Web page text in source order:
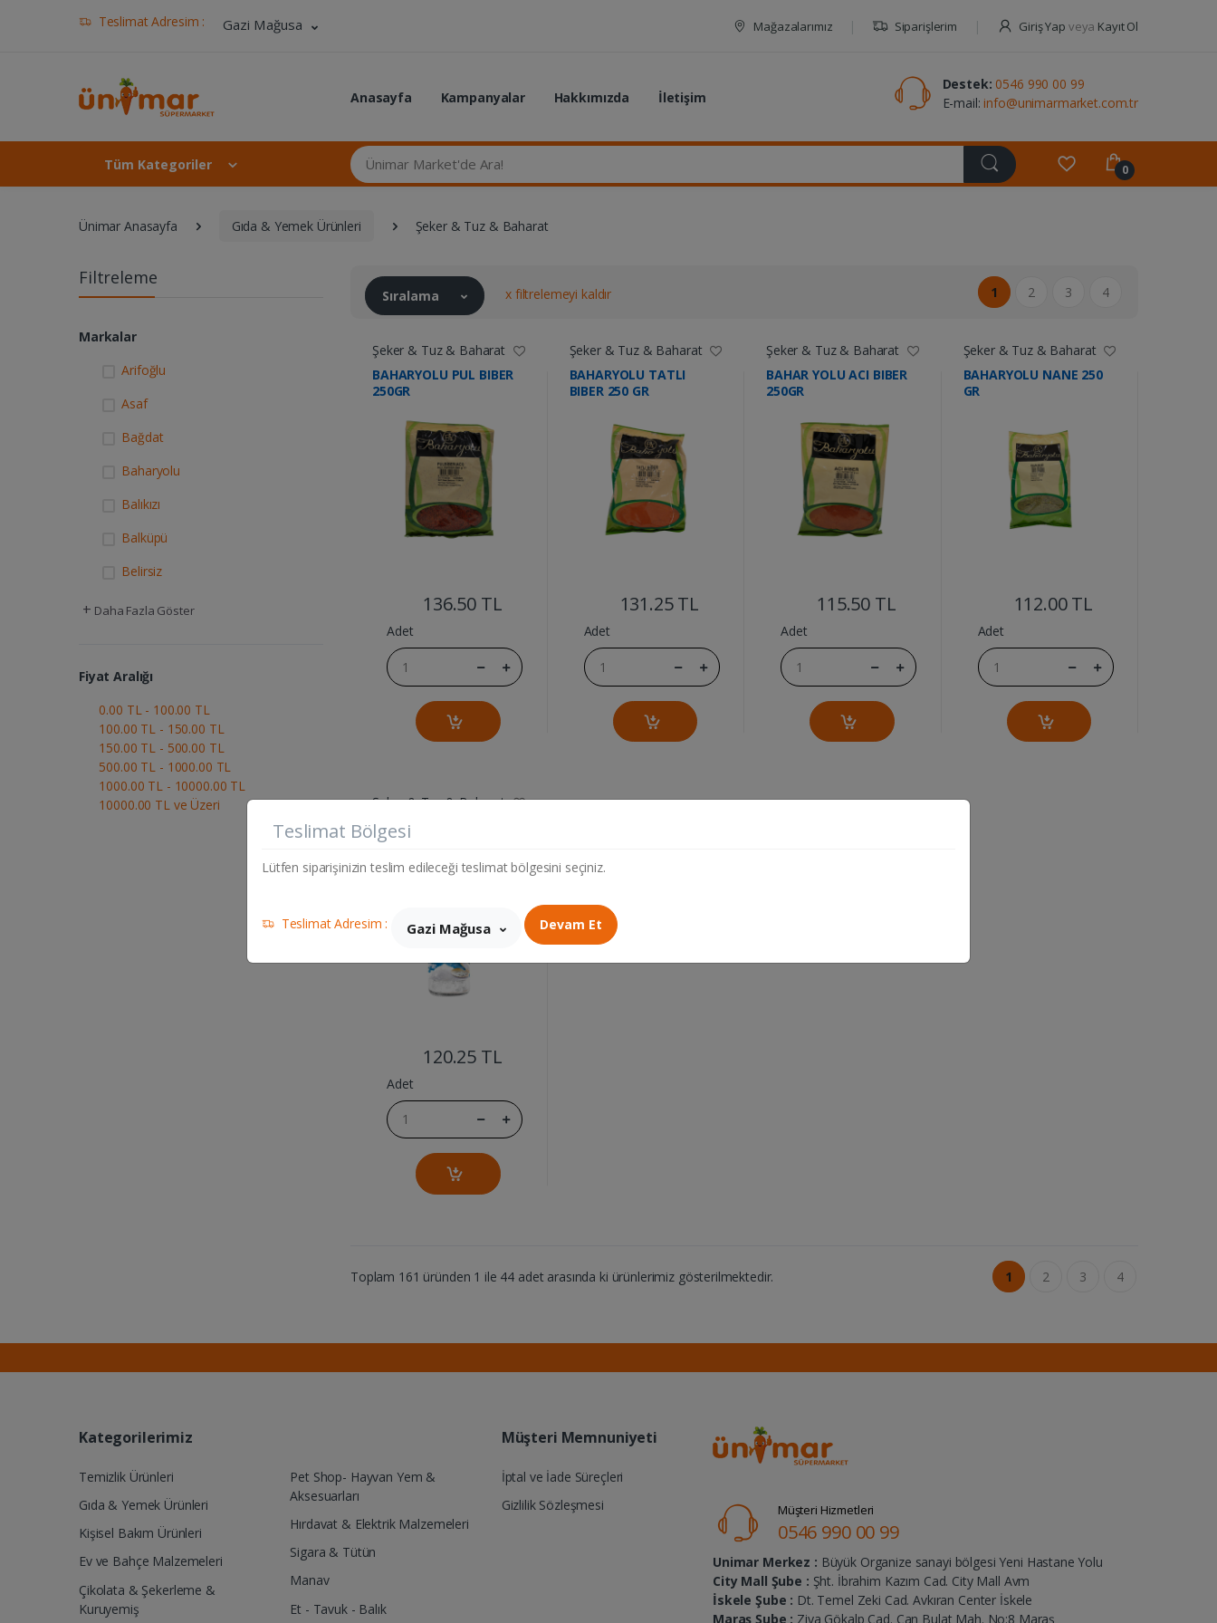
Teslimat Adresim : Gazi Mağusa Mağazalarımız Siparişlerim Giriş Yap veya Kayıt Ol
Anasayfa Kampanyalar Hakkımızda İletişim
Destek: 0546 990 00 99
E-mail: info@unimarmarket.com.tr
Tüm Kategoriler
Ünimar Market'de Ara...
0
Ünimar Anasayfa Gıda & Yemek Ürünleri Şeker & Tuz & Baharat
Filtreleme
Markalar
Arifoğlu
Asaf
Bağdat
Baharyolu
Balıkızı
Balküpü
Belirsiz
+ Daha Fazla Göster
Fiyat Aralığı
0.00 TL - 100.00 TL
100.00 TL - 150.00 TL
150.00 TL - 500.00 TL
500.00 TL - 1000.00 TL
1000.00 TL - 10000.00 TL
10000.00 TL ve Üzeri
Sıralama x filtrelemeyi kaldır 1 2 3 4
Şeker & Tuz & Baharat
BAHARYOLU PUL BIBER
250GR
136.50 TL
Adet
Şeker & Tuz & Baharat
BAHARYOLU TATLI
BIBER 250 GR
131.25 TL
Adet
Şeker & Tuz & Baharat
BAHAR YOLU ACI BIBER
250GR
115.50 TL
Adet
Şeker & Tuz & Baharat
BAHARYOLU NANE 250
GR
112.00 TL
Adet
Şeker & Tuz & Baharat
BAGDAT DENIZ TUZU
CAM 110GR
120.25 TL
Adet
Toplam 161 üründen 1 ile 44 adet arasında ki ürünlerimiz gösterilmektedir. 1 2 3 4
Kategorilerimiz
Temizlik Ürünleri
Gıda & Yemek Ürünleri
Kişisel Bakım Ürünleri
Ev ve Bahçe Malzemeleri
Çikolata & Şekerleme &
Kuruyemiş
Pet Shop- Hayvan Yem &
Aksesuarları
Hırdavat & Elektrik Malzemeleri
Sigara & Tütün
Manav
Et - Tavuk - Balık
Müşteri Memnuniyeti
İptal ve İade Süreçleri
Gizlilik Sözleşmesi
Müşteri Hizmetleri
0546 990 00 99
Unimar Merkez : Büyük Organize sanayi bölgesi Yeni Hastane Yolu
City Mall Şube : Şht. İbrahim Kazım Cad. City Mall Avm
İskele Şube : Dt. Temel Zeki Cad. Avkıran Center İskele
Maraş Şube : Ziya Gökalp Cad. Can Bulat Mah. No:8 Maraş
Teslimat Bölgesi
Lütfen siparişinizin teslim edileceği teslimat bölgesini seçiniz.
Teslimat Adresim : Gazi Mağusa Devam Et